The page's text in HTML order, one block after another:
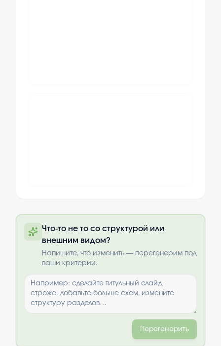
по почте после оплаты
Что-то не то со структурой или
внешним видом?
Напишите, что изменить — перегенерим под
ваши критерии.
Перегенерить